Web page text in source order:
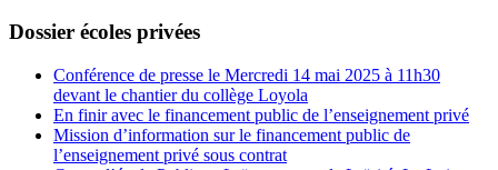
Dossier écoles privées
Conférence de presse le Mercredi 14 mai 2025 à 11h30
devant le chantier du collège Loyola
En finir avec le financement public de l’enseignement privé
Mission d’information sur le financement public de
l’enseignement privé sous contrat